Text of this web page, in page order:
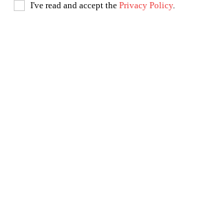
I've read and accept the Privacy Policy.